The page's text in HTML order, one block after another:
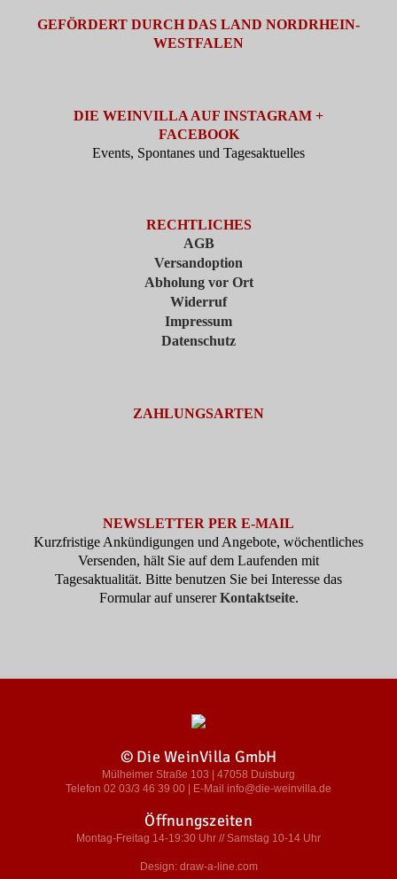
GEFÖRDERT DURCH DAS LAND NORDRHEIN-
WESTFALEN
DIE WEINVILLA AUF INSTAGRAM +
FACEBOOK
Events, Spontanes und Tagesaktuelles
RECHTLICHES
AGB
Versandoption
Abholung vor Ort
Widerruf
Impressum
Datenschutz
ZAHLUNGSARTEN
NEWSLETTER PER E-MAIL
Kurzfristige Ankündigungen und Angebote, wöchentliches
Versenden, hält Sie auf dem Laufenden mit
Tagesaktualität. Bitte benutzen Sie bei Interesse das
Formular auf unsererKontaktseite.
© Die WeinVilla GmbH
Mülheimer Straße 103 | 47058 Duisburg
Telefon 02 03/3 46 39 00 | E-Mail info@die-weinvilla.de
Öffnungszeiten
Montag-Freitag 14-19:30 Uhr // Samstag 10-14 Uhr
Design: draw-a-line.com